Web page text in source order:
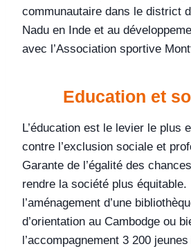
communautaire dans le district
Nadu en Inde et au
avec l’Association sportive
Education et
L’éducation est le levier le plus
contre l’exclusion sociale et
Garante de l’égalité des
rendre la société plus
l’aménagement d’une
d’orientation au Cambodge ou
l’accompagnement 3 200